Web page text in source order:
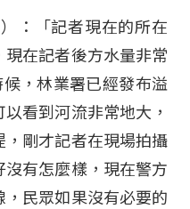
：「記者現在的所在
在記者後方水量非常
，林業署已經發布溢
看到河流非常地大，
剛才記者在現場拍攝
有怎麼樣，現在警方
民眾如果沒有必要的